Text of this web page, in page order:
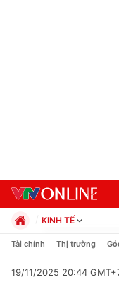
KINH TẾ
Chính trị
Pháp luật
Tài chính Thị trường
19/11/2025 20:44